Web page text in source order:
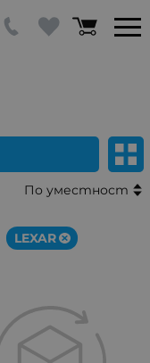
По уместност
LEXAR